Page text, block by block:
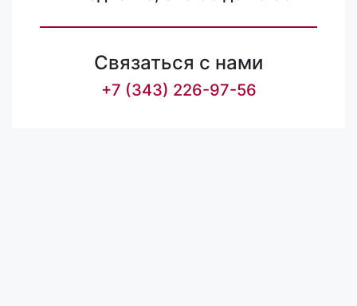
Связаться с нами
+7 (343) 226-97-56